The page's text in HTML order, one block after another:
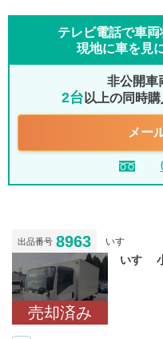
テレビ電話で車両
現地に車を見
非公開車
2台 以上の同時
メー
出品番号 8963 いすゞ
売却済み
いすゞ